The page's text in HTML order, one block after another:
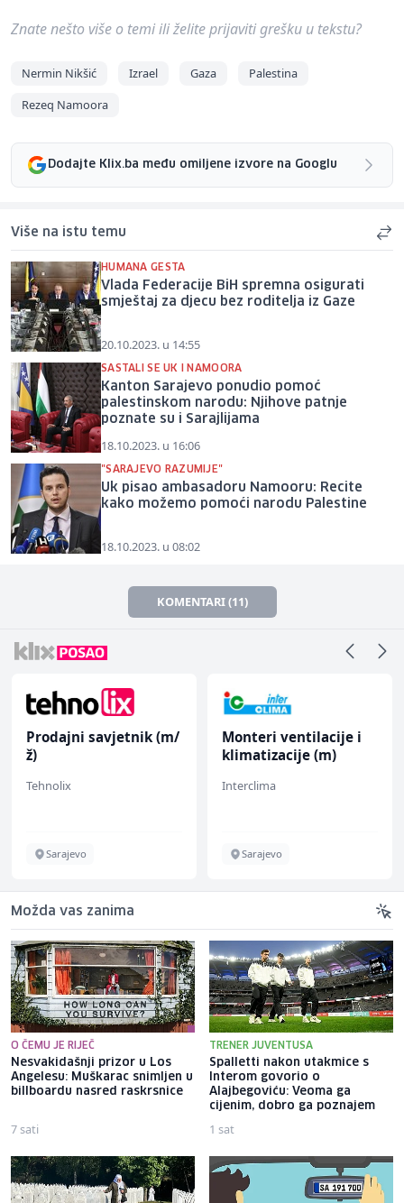
Znate nešto više o temi ili želite prijaviti grešku u tekstu?
Nermin Nikšić Izrael Gaza
Palestina
Rezeq Namoora
Dodajte Klix.ba među omiljene izvore na Googlu
Više na istu temu
HUMANA GESTA
Vlada Federacije BiH spremna osigurati
smještaj za djecu bez roditelja iz Gaze
20.10.2023. u 14:55
SASTALI SE UK I NAMOORA
Kanton Sarajevo ponudio pomoć
palestinskom narodu: Njihove patnje
poznate su i Sarajlijama
18.10.2023. u 16:06
"SARAJEVO RAZUMIJE"
Uk pisao ambasadoru Namooru: Recite
kako možemo pomoći narodu Palestine
18.10.2023. u 08:02
KOMENTARI (11)
Prodajni savjetnik (m/
ž)
Tehnolix
Sarajevo
Monteri ventilacije i
klimatizacije (m)
Interclima
Sarajevo
Možda vas zanima
O ČEMU JE RIJEČ
Nesvakidašnji prizor u Los
Angelesu: Muškarac snimljen u
billboardu nasred raskrsnice
7 sati
TRENER JUVENTUSA
Spalletti nakon utakmice s
Interom govorio o
Alajbegoviću: Veoma ga
cijenim, dobro ga poznajem
1 sat